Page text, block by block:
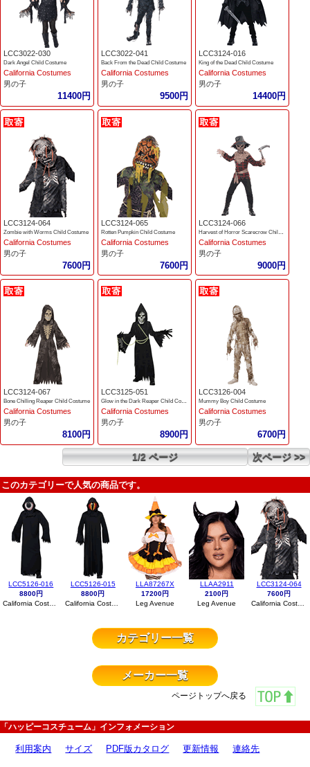
LCC3022-030
Dark Angel Child Costume
California Costumes
男の子
11400円
LCC3022-041
Back From the Dead Child Costume
California Costumes
男の子
9500円
LCC3124-016
King of the Dead Child Costume
California Costumes
男の子
14400円
LCC3124-064
Zombie with Worms Child Costume
California Costumes
男の子
7600円
LCC3124-065
Rotten Pumpkin Child Costume
California Costumes
男の子
7600円
LCC3124-066
California Costumes
男の子
9000円
LCC3124-067
Bone Chilling Reaper Child Costume
California Costumes
男の子
8100円
LCC3125-051
Glow in the Dark Reaper Child Costume
California Costumes
男の子
8900円
LCC3126-004
Mummy Boy Child Costume
California Costumes
男の子
6700円
1/2 ページ 次ページ >>
このカテゴリーで人気の商品です。
LCC5126-016
8800円
LCC5126-015
8800円
LLA87267X
17200円
Leg Avenue
LLAA2911
2100円
Leg Avenue
LCC3124-064
7600円
California Costumes
カテゴリー一覧
メーカー一覧
ページトップへ戻る
「ハッピーコスチューム」インフォメーション
利用案内 サイズ PDF版カタログ 更新情報 連絡先